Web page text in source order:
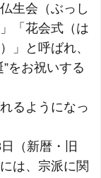
生会（ぶっし
「花会式（は
」と呼ばれ、
をお祝いする
るようになっ
（新暦・旧
は、宗派に関